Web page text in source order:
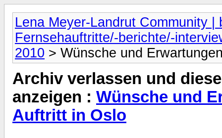
Lena Meyer-Landrut Community |
Fernsehauftritte/-berichte/-
2010 > Wünsche und
Archiv verlassen und
anzeigen : Wünsche und
Auftritt in Oslo